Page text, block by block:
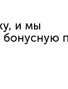
и мы
бонусную